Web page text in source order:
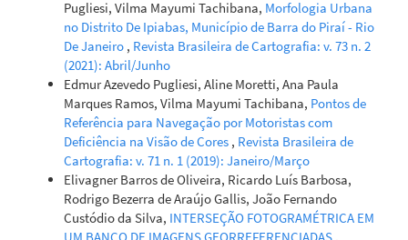
Pugliesi, Vilma Mayumi Tachibana, Morfologia Urbana
no Distrito De Ipiabas, Município de Barra do Piraí - Rio
De Janeiro , Revista Brasileira de Cartografia: v. 73 n. 2
(2021): Abril/Junho
Edmur Azevedo Pugliesi, Aline Moretti, Ana Paula
Marques Ramos, Vilma Mayumi Tachibana, Pontos de
Referência para Navegação por Motoristas com
Deficiência na Visão de Cores , Revista Brasileira de
Cartografia: v. 71 n. 1 (2019): Janeiro/Março
Elivagner Barros de Oliveira, Ricardo Luís Barbosa,
Rodrigo Bezerra de Araújo Gallis, João Fernando
Custódio da Silva, INTERSEÇÃO FOTOGRAMÉTRICA EM